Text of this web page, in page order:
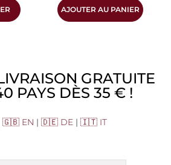
AJOUTER AU PANIER
GRATUITE
PAYS DÈS 35 € !
🇬🇧 EN | 🇩🇪 DE | 🇮🇹 IT